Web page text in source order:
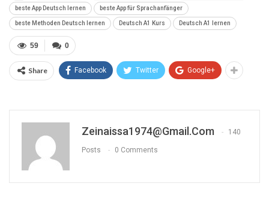
beste App Deutsch lernen beste App für Sprachanfänger
beste Methoden Deutsch lernen Deutsch A1 Kurs Deutsch A1 lernen
0
59
Share Facebook Twitter Google+
Zeinaissa1974@gmail.com 140
Posts 0 Comments